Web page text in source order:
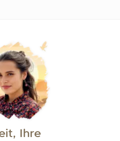
Ihre